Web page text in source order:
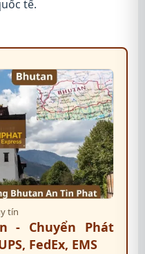
tế.
tín
- Chuyển Phát
FedEx, EMS